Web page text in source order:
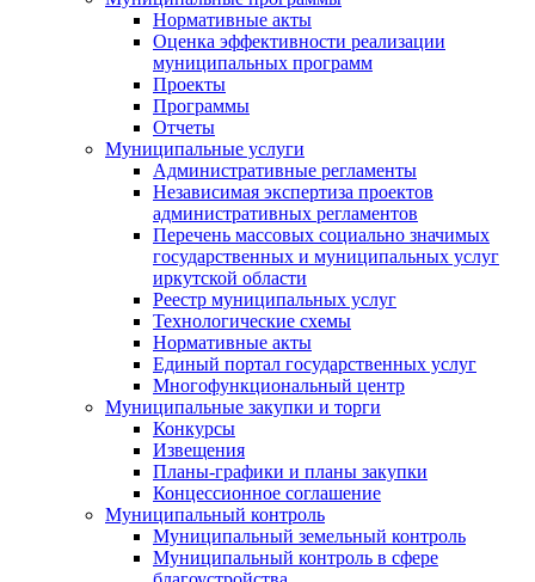
Нормативные акты
Оценка эффективности реализации
муниципальных программ
Проекты
Программы
Отчеты
Муниципальные услуги
Административные регламенты
Независимая экспертиза проектов
административных регламентов
Перечень массовых социально значимых
государственных и муниципальных услуг
иркутской области
Реестр муниципальных услуг
Технологические схемы
Нормативные акты
Единый портал государственных услуг
Многофункциональный центр
Муниципальные закупки и торги
Конкурсы
Извещения
Планы-графики и планы закупки
Концессионное соглашение
Муниципальный контроль
Муниципальный земельный контроль
Муниципальный контроль в сфере